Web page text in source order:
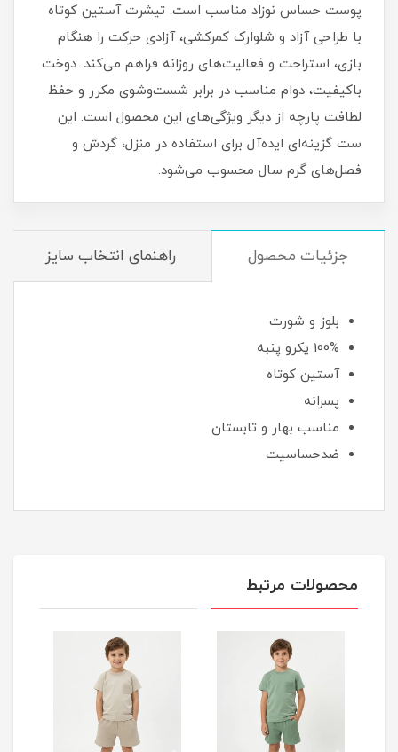
پوست حساس نوزاد مناسب است. تیشرت آستین کوتاه
با طراحی آزاد و شلوارک کمرکشی، آزادی حرکت را هنگام
بازی، استراحت و فعالیت‌های روزانه فراهم می‌کند. دوخت
باکیفیت، دوام مناسب در برابر شست‌وشوی مکرر و حفظ
لطافت پارچه از دیگر ویژگی‌های این محصول است. این
ست گزینه‌ای ایده‌آل برای استفاده در منزل، گردش و
فصل‌های گرم سال محسوب می‌شود.
جزئیات محصول راهنمای انتخاب سایز
بلوز و شورت
100% یکرو پنبه
آستین کوتاه
پسرانه
مناسب بهار و تابستان
ضدحساسیت
محصولات مرتبط